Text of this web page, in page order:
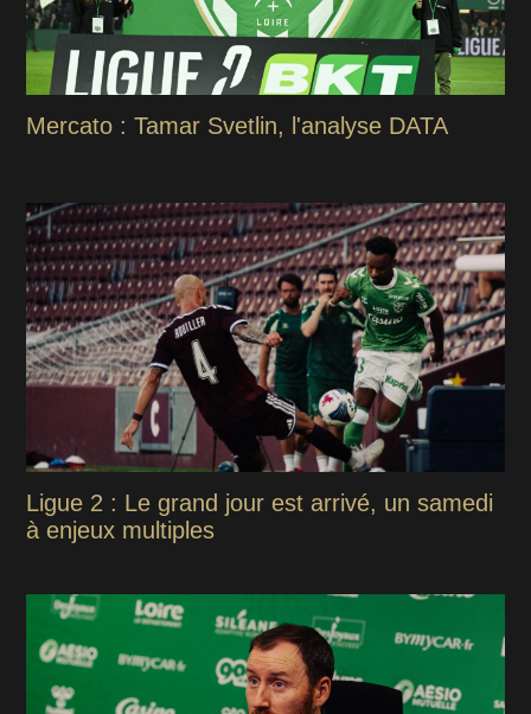
Mercato : Tamar Svetlin, l'analyse DATA
Ligue 2 : Le grand jour est arrivé, un samedi
à enjeux multiples